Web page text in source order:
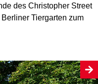
des Christopher Street
Tiergarten zum